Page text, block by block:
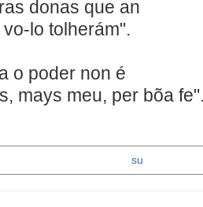
outras donas
lo tolherám".
o poder non é
mays meu, per bõa
su